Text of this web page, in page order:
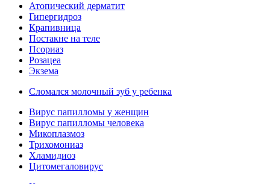
Атопический дерматит
Гипергидроз
Крапивница
Постакне на теле
Псориаз
Розацеа
Экзема
Сломался молочный зуб у ребенка
Вирус папилломы у женщин
Вирус папилломы человека
Микоплазмоз
Трихомониаз
Хламидиоз
Цитомегаловирус